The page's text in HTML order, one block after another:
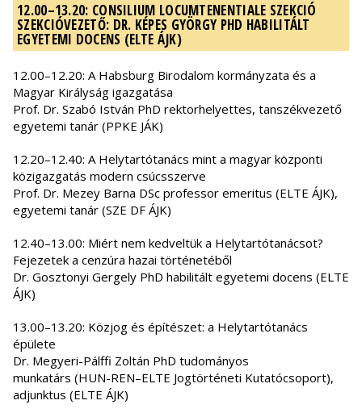
12.00–13.20: CONSILIUM LOCUMTENENTIALE SZEKCIÓ
SZEKCIÓVEZETŐ: DR. KÉPES GYÖRGY PHD HABILITÁLT
EGYETEMI DOCENS (ELTE ÁJK)
12.00–12.20: A Habsburg Birodalom kormányzata és a
Magyar Királyság igazgatása
Prof. Dr. Szabó István PhD rektorhelyettes, tanszékvezető
egyetemi tanár (PPKE JÁK)
12.20–12.40: A Helytartótanács mint a magyar központi
közigazgatás modern csúcsszerve
Prof. Dr. Mezey Barna DSc professor emeritus (ELTE ÁJK),
egyetemi tanár (SZE DF ÁJK)
12.40–13.00: Miért nem kedveltük a Helytartótanácsot?
Fejezetek a cenzúra hazai történetéből
Dr. Gosztonyi Gergely PhD habilitált egyetemi docens (ELTE
ÁJK)
13.00–13.20: Közjog és építészet: a Helytartótanács
épülete
Dr. Megyeri-Pálffi Zoltán PhD tudományos
munkatárs (HUN-REN–ELTE Jogtörténeti Kutatócsoport),
adjunktus (ELTE ÁJK)